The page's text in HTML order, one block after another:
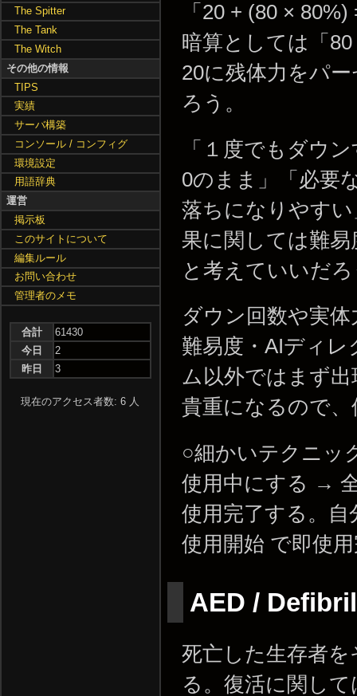
「20 + (80 ×
暗算としては「
20に残体力をパ
ろう。
「１度でもダウ
0のまま」「必要
落ちになりやす
果に関しては難
と考えていいだ
ダウン回数や実
難易度・AIディ
ム以外ではまず
貴重になるので
○細かいテクニッ
使用中にする →
使用完了する。
使用開始 で即使
AED /
死亡した生存者
る。復活に関して
The Spitter
The Tank
The Witch
その他の情報
TIPS
実績
サーバ構築
コンソール / コンフィグ
環境設定
用語辞典
運営
掲示板
このサイトについて
編集ルール
お問い合わせ
管理者のメモ
合計
61430
今日
2
昨日
3
現在のアクセス者数: 6 人